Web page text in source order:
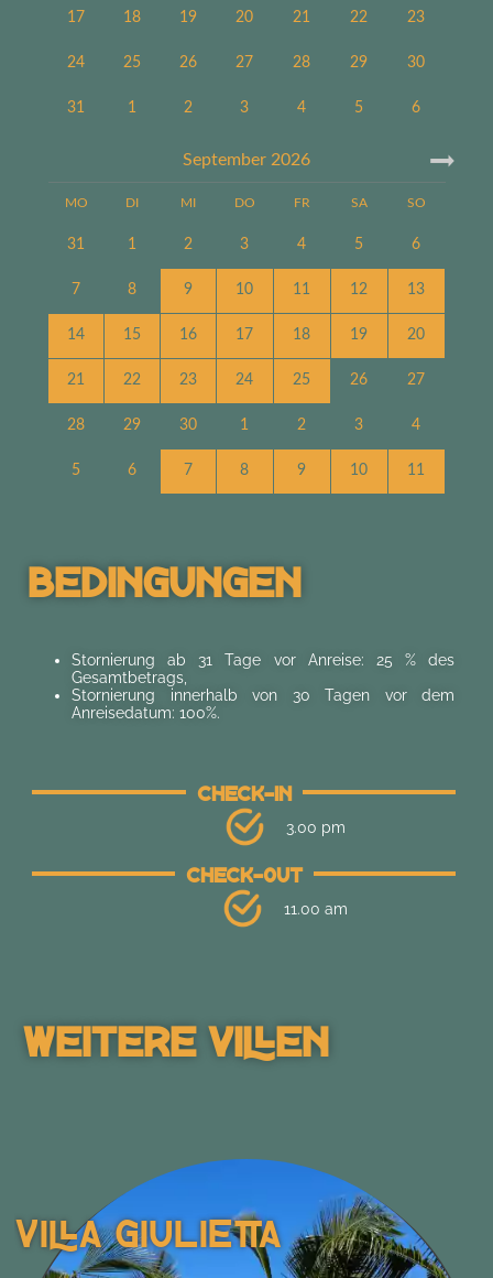
17 18 19 20 21 22 23
24 25 26 27 28 29 30
31 1 2 3 4 5 6
September 2026
MO DI MI DO FR SA SO
31 1 2 3 4 5 6
7 8 9 10 11 12 13
14 15 16 17 18 19 20
21 22 23 24 25 26 27
28 29 30 1 2 3 4
5 6 7 8 9 10 11
Bedingungen
Stornierung ab 31 Tage vor Anreise: 25 % des
Gesamtbetrags,
Stornierung innerhalb von 30 Tagen vor dem
Anreisedatum: 100%.
Check-In
Check-Out
3.00 pm
11.00 am
Weitere Villen
Villa Giulietta